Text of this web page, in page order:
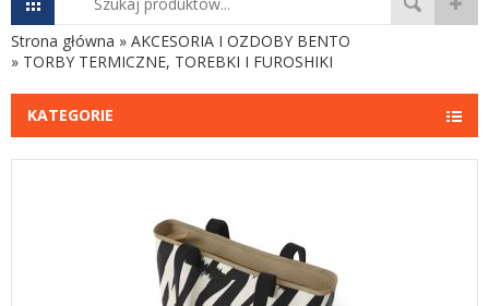
Strona główna » AKCESORIA I OZDOBY BENTO
» TORBY TERMICZNE, TOREBKI I FUROSHIKI
KATEGORIE